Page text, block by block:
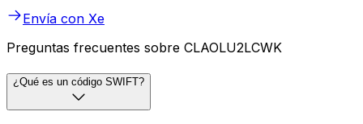
Envía con Xe
Preguntas frecuentes sobre CLAOLU2LCWK
¿Qué es un código SWIFT?